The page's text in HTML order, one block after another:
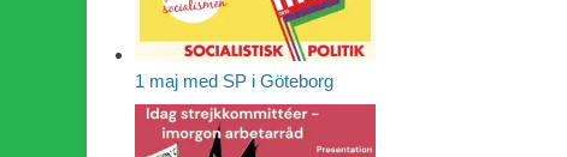
1 maj med SP i Göteborg